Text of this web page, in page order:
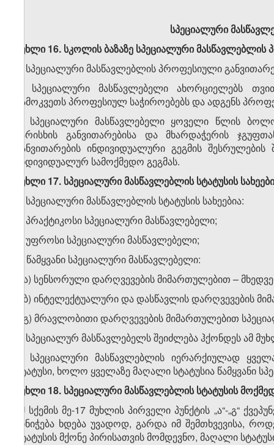
სპეციალური
მუხლი 16. სკოლის ბაზაზე სპეციალური
1. სპეციალური მასწავლებლის პროფესიული
2. სპეციალური მასწავლებელი ახორციელებს
გამოკვეთს პროფესიულ საჭიროებებს და ადგენს
3. სპეციალური მასწავლებელი ყოველი წლის
ხარისხის განვითარებისა და მხარდაჭერის
განვითარების ინდივიდუალური გეგმის
ინდივიდუალურ სამოქმედო გეგმას.
მუხლი 17. სპეციალური მასწავლებლის სტატუსის სახეები
1. სპეციალური მასწავლებლის სტატუსის სახეებია:
ა) პრაქტიკოსი სპეციალური მასწავლებელი;
ბ) უფროსი სპეციალური მასწავლებელი;
გ) წამყვანი სპეციალური მასწავლებელი:
გ.ა) სენსორული დარღვევების მიმართულებით –
გ.ბ) ინტელექტუალური და დასწავლის დარღვევების
გ.გ) მრავლობითი დარღვევების მიმართულებით
2. სპეციალურ მასწავლებელს შეიძლება ჰქონდეს ამ
3. სპეციალური მასწავლებლის იერარქიულად
სტატუსი, ხოლო ყველაზე მაღალი სტატუსია წამყვანი
მუხლი 18. სპეციალური მასწავლებლის სტატუსის
ამ სქემის მე-17 მუხლის პირველი პუნქტის „ა“-„გ“
მინიჭება ხდება უვადოდ, გარდა იმ შემთხვევისა,
სტატუსის მქონე პირისათვის მომდევნო, მაღალი